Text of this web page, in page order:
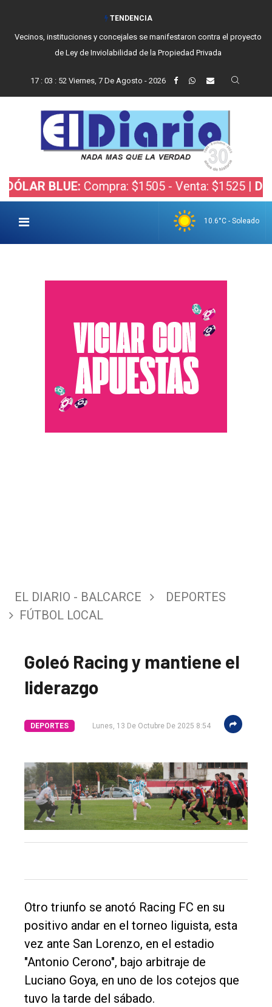
TENDENCIA
Vecinos, instituciones y concejales se manifestaron contra el proyecto
de Ley de Inviolabilidad de la Propiedad Privada
17: 03 : 52 Viernes, 7 De Agosto - 2026
BLUE: Compra: $1505 - Venta: $1525 |DÓLAR
10.6°C - Soleado
El
único
Inicio
Tendencia
Int.
Entrevistas
Rural
Deportes
Fúnebres
EL DIARIO - BALCARCE
DEPORTES
FÚTBOL LOCAL
Goleó Racing y mantiene el
liderazgo
DEPORTES Lunes, 13 De Octubre De 2025 8:54
Otro triunfo se anotó Racing FC en su
positivo andar en el torneo liguista, esta
vez ante San Lorenzo, en el estadio
"Antonio Cerono", bajo arbitraje de
Luciano Goya, en uno de los cotejos que
tuvo la tarde del sábado.